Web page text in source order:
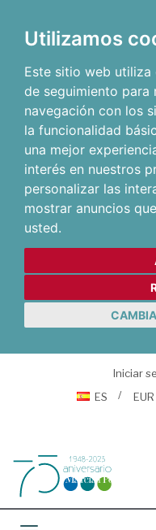
Utilizamos
Este sitio web
de seguimiento para
navegación con los
la funcionalidad
una mejor
interés en nuestros
personalizar las
mostrar anuncios
usted.
Iniciar
ES
EUR